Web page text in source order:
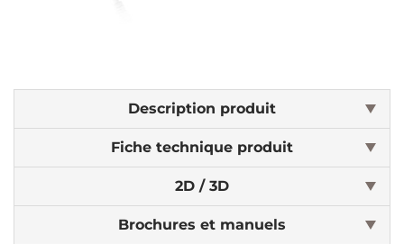
Description produit
Fiche technique produit
2D / 3D
Brochures et manuels